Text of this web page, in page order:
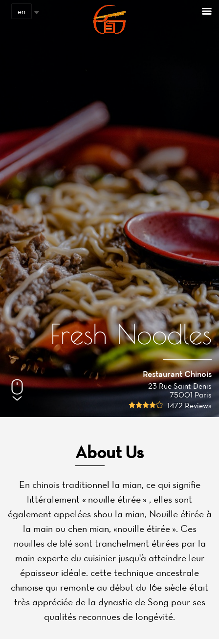
en
Fresh Noodles
Restaurant Chinois
23 Rue Saint-Denis
75001 Paris
1472 Reviews
About Us
En chinois traditionnel la mian, ce qui signifie
littéralement « nouille étirée » , elles sont
également appelées shou la mian, Nouille étirée à
la main ou chen mian, «nouille étirée ». Ces
nouilles de blé sont tranchelment étirées par la
main experte du cuisinier jusqu'à atteindre leur
épaisseur idéale. cette technique ancestrale
chinoise qui remonte au début du 16e siècle était
très appréciée de la dynastie de Song pour ses
qualités reconnues de longévité.
Cookies management panel